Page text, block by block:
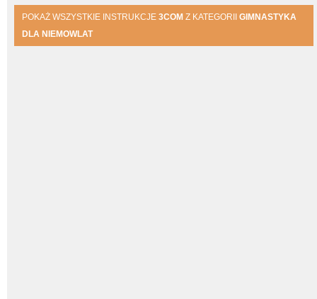
POKAŻ WSZYSTKIE INSTRUKCJE 3COM Z KATEGORII GIMNASTYKA
DLA NIEMOWLAT